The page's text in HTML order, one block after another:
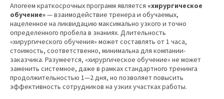
Апогеем краткосрочных программ является «хирургическое
обучение»— взаимодействие тренера и обучаемых,
нацеленное на ликвидацию максимально узкого и точно
определенного пробела в знаниях. Длительность
«хирургического обучения» может составлять от 1 часа,
стоимость, соответственно, минимальна для компании-
заказчика. Разумеется, «хирургическое обучение» не может
заменить системное, даже в рамках стандартного тренинга
продолжительностью 1—2 дня, но позволяет повысить
эффективность сотрудников на узких участках работы.